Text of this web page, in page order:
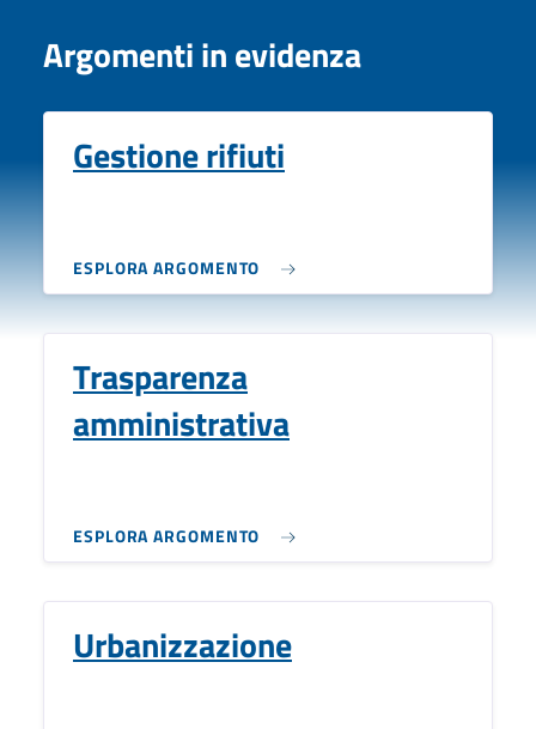
Argomenti in evidenza
Gestione rifiuti
ESPLORA ARGOMENTO
Trasparenza
amministrativa
ESPLORA ARGOMENTO
Urbanizzazione